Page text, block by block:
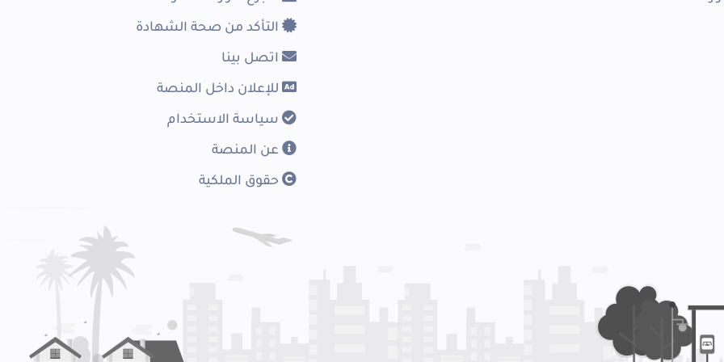
التأكد من صحة الشهادة
اتصل بينا
للإعلان داخل المنصة
سياسة الاستخدام
عن المنصة
حقوق الملكية